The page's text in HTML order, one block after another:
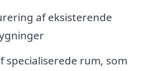
af eksisterende
specialiserede rum, som